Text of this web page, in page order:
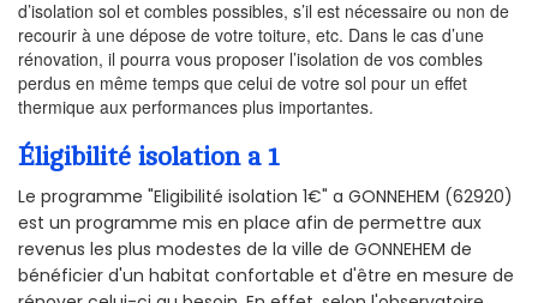
d’isolation sol et combles possibles, s’il est nécessaire ou non de
recourir à une dépose de votre toiture, etc. Dans le cas d’une
rénovation, il pourra vous proposer l’isolation de vos combles
perdus en même temps que celui de votre sol pour un effet
thermique aux performances plus importantes.
Éligibilité isolation a 1
Le programme "Eligibilité isolation 1€" a GONNEHEM (62920)
est un programme mis en place afin de permettre aux
revenus les plus modestes de la ville de GONNEHEM de
bénéficier d'un habitat confortable et d'être en mesure de